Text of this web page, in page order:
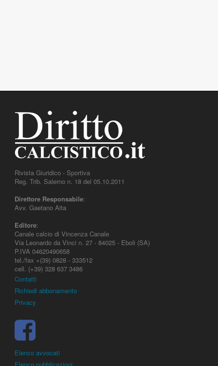
Rivista Giuridico - Sportiva
Reg. Trib. Salerno n. 18 del 05.10.2011
Direttore Responsabile:
Avv. Gaetano Aita
Editore:
Canale calcio di Vincenza Canale
Via Leonardo da Vinci n. 27 - 84025 - Eboli (SA)
P.IVA 04620490658
tel./fax +(39) 0828 - 333512
cell. (+39) 328 637 3486
Contatti
Richiedi abbonamento
Privacy
Elenco avvocati